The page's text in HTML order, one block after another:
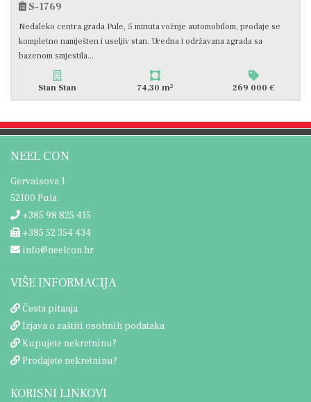
S-1769
Nedaleko centra grada Pule, 5 minuta vožnje automobilom, prodaje se
kompletno namješten i useljiv stan. Uredna i održavana zgrada sa
bazenom smjestila...
Stan Stan 74,30 m2 269 000 €
NEEL CON
Gervaisova 1
52100 Pula
+385 98 825 415
+385 52 354 434
info@neelcon.hr
VIŠE INFORMACIJA
Česta pitanja
Izjava o zaštiti osobnih podataka
Kupujete nekretninu?
Prodajete nekretninu?
KORISNI LINKOVI